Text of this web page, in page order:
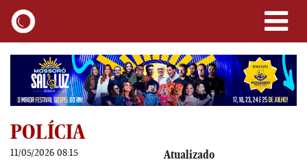
POLÍCIA
11/05/2026 08:15 Atualizado